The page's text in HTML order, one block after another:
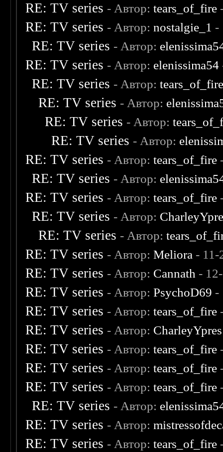
RE: TV series - Автор:tears_of_fire
RE: TV series - Автор:nostalgie_1 -
RE: TV series - Автор:
RE: TV series - Автор: elenissima54
RE: TV series - Автор:
RE: TV series - Автор:
RE: TV series - Автор:
RE: TV series - Автор:
RE: TV series - Автор:tears_of_fire
RE: TV series - Автор:
RE: TV series - Автор:tears_of_fire
RE: TV series - Автор:
RE: TV series - Автор:
RE: TV series - Автор:Meliora - 11-
RE: TV series - Автор: Cannath -
RE: TV series - Автор:PsychoD69 -
RE: TV series - Автор:tears_of_fire
RE: TV series - Автор: CharleyYpres
RE: TV series - Автор:tears_of_fire
RE: TV series - Автор:tears_of_fire
RE: TV series - Автор:tears_of_fire
RE: TV series - Автор:
RE: TV series - Автор:
RE: TV series - Автор:tears_of_fire